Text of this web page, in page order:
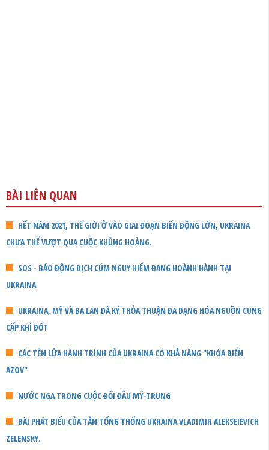
BÀI LIÊN QUAN
HẾT NĂM 2021, THẾ GIỚI Ở VÀO GIAI ĐOẠN BIẾN ĐỘNG LỚN, UKRAINA
CHƯA THỂ VƯỢT QUA CUỘC KHỦNG HOẢNG.
SOS - BÁO ĐỘNG DỊCH CÚM NGUY HIỂM ĐANG HOÀNH HÀNH TẠI
UKRAINA
UKRAINA, MỸ VÀ BA LAN ĐÃ KÝ THỎA THUẬN ĐA DẠNG HÓA NGUỒN CUNG
CẤP KHÍ ĐỐT
CÁC TÊN LỬA HÀNH TRÌNH CỦA UKRAINA CÓ KHẢ NĂNG "KHÓA BIỂN
AZOV"
NƯỚC NGA TRONG CUỘC ĐỐI ĐẦU MỸ-TRUNG
BÀI PHÁT BIỂU CỦA TÂN TỔNG THỐNG UKRAINA VLADIMIR ALEKSEIEVICH
ZELENSKY.